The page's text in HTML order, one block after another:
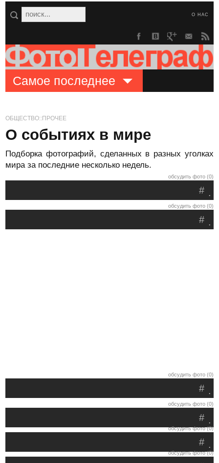
О НАС
Самое последнее
ОБЩЕСТВО::ПРОЧЕЕ
О событиях в мире
Подборка фотографий, сделанных в разных уголках
мира за последние несколько недель.
обсудить фото (0)
.
#
обсудить фото (0)
.
#
обсудить фото (0)
.
#
обсудить фото (0)
.
#
обсудить фото (0)
.
#
обсудить фото (0)